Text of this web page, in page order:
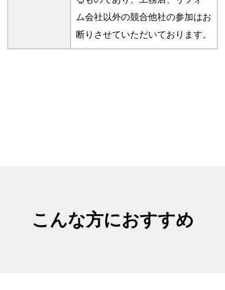
ム会社以外の競合他社の参加はお
断りさせていただいております。
こんな方におすすめ